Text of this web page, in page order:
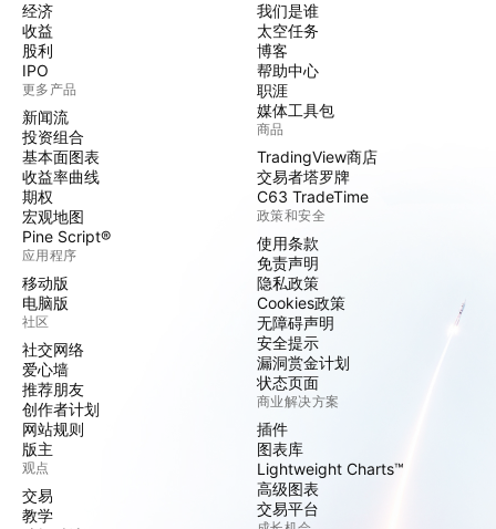
经济
收益
股利
IPO
更多产品
新闻流
投资组合
基本面图表
收益率曲线
期权
宏观地图
Pine Script®
应用程序
移动版
电脑版
社区
社交网络
爱心墙
推荐朋友
创作者计划
网站规则
版主
观点
交易
教学
我们是谁
太空任务
博客
帮助中心
职涯
媒体工具包
商品
TradingView商店
交易者塔罗牌
C63 TradeTime
政策和安全
使用条款
免责声明
隐私政策
Cookies政策
无障碍声明
安全提示
漏洞赏金计划
状态页面
商业解决方案
插件
图表库
Lightweight Charts™
高级图表
交易平台